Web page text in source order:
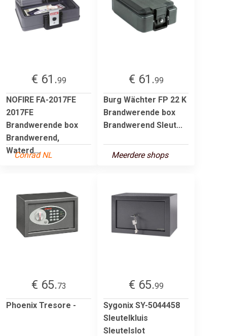
€ 61.99
NOFIRE FA-2017FE
2017FE
Brandwerende box
Brandwerend,
Waterd...
Conrad NL
€ 61.99
Burg Wächter FP 22 K
Brandwerende box
Brandwerend Sleut...
Meerdere shops
€ 65.73
Phoenix Tresore -
€ 65.99
Sygonix SY-5044458
Sleutelkluis
Sleutelslot